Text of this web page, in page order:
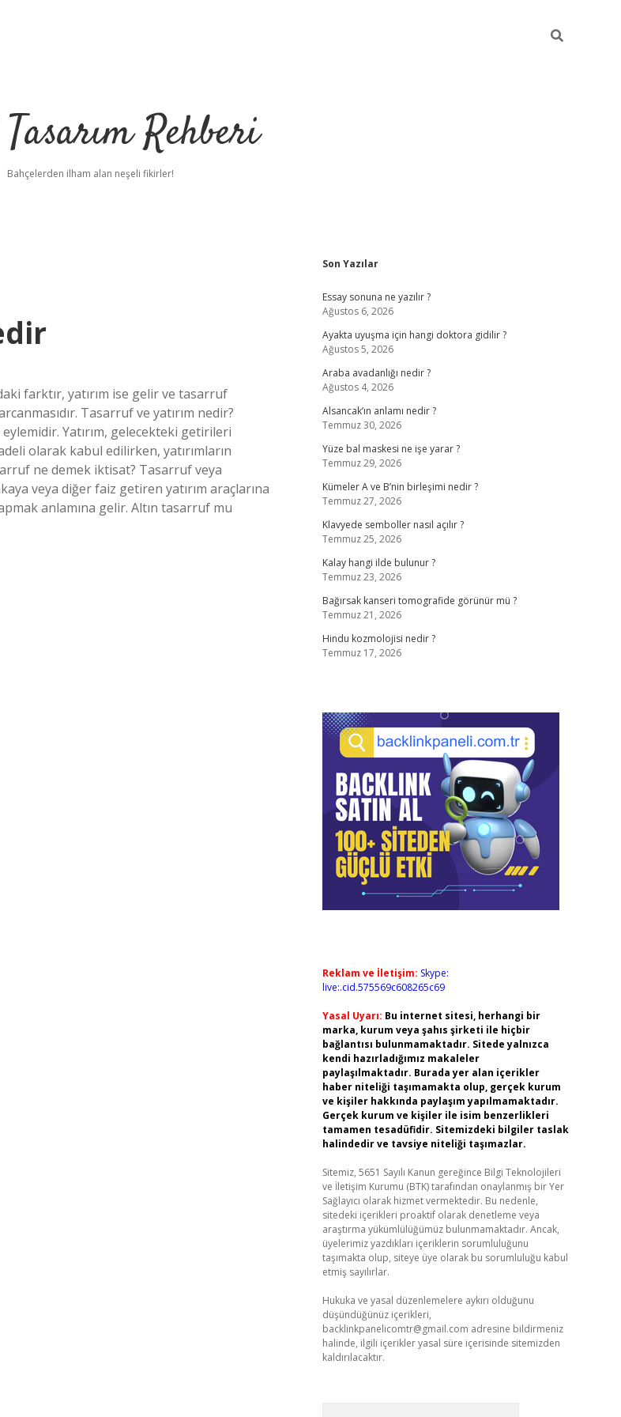
Rehberi
Bahçelerden ilham alan neşeli fikirler!
farktır, yatırım ise gelir ve tasarruf
Tasarruf ve yatırım nedir?
Yatırım, gelecekteki getirileri
olarak kabul edilirken, yatırımların
ne demek iktisat? Tasarruf veya
veya diğer faiz getiren yatırım araçlarına
anlamına gelir. Altın tasarruf mu
Sidebar
Son Yazılar
Essay sonuna ne yazılır ?
Ağustos 6, 2026
Ayakta uyuşma için hangi doktora gidilir ?
Ağustos 5, 2026
Araba avadanlığı nedir ?
Ağustos 4, 2026
Alsancak’ın anlamı nedir ?
Temmuz 30, 2026
Yüze bal maskesi ne işe yarar ?
Temmuz 29, 2026
Kümeler A ve B’nin birleşimi nedir ?
Temmuz 27, 2026
Klavyede semboller nasıl açılır ?
Temmuz 25, 2026
Kalay hangi ilde bulunur ?
Temmuz 23, 2026
Bağırsak kanseri tomografide görünür mü ?
Temmuz 21, 2026
Hindu kozmolojisi nedir ?
Temmuz 17, 2026
Reklam ve İletişim: Skype:
live:.cid.575569c608265c69
Yasal Uyarı: Bu internet sitesi, herhangi bir
marka, kurum veya şahıs şirketi ile hiçbir
bağlantısı bulunmamaktadır. Sitede yalnızca
kendi hazırladığımız makaleler
paylaşılmaktadır. Burada yer alan içerikler
haber niteliği taşımamakta olup, gerçek kurum
ve kişiler hakkında paylaşım yapılmamaktadır.
Gerçek kurum ve kişiler ile isim benzerlikleri
tamamen tesadüfidir. Sitemizdeki bilgiler taslak
halindedir ve tavsiye niteliği taşımazlar.
Sitemiz, 5651 Sayılı Kanun gereğince Bilgi Teknolojileri
ve İletişim Kurumu (BTK) tarafından onaylanmış bir Yer
Sağlayıcı olarak hizmet vermektedir. Bu nedenle,
sitedeki içerikleri proaktif olarak denetleme veya
araştırma yükümlülüğümüz bulunmamaktadır. Ancak,
üyelerimiz yazdıkları içeriklerin sorumluluğunu
taşımakta olup, siteye üye olarak bu sorumluluğu kabul
etmiş sayılırlar.
Hukuka ve yasal düzenlemelere aykırı olduğunu
düşündüğünüz içerikleri,
backlinkpanelicomtr@gmail.com adresine bildirmeniz
halinde, ilgili içerikler yasal süre içerisinde sitemizden
kaldırılacaktır.